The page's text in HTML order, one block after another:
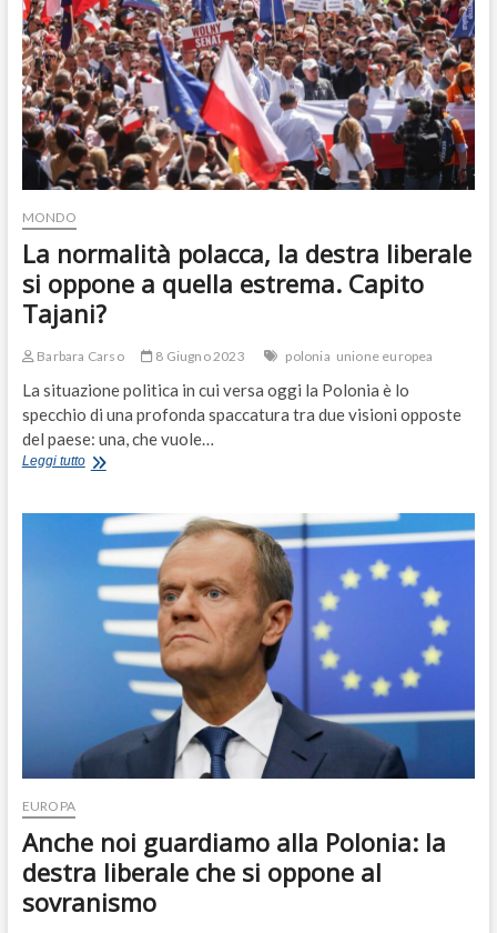
fine
dell’Europa
MONDO
La normalità polacca, la destra liberale
si oppone a quella estrema. Capito
Tajani?
Barbara Carso 8 Giugno 2023 polonia unione europea
La situazione politica in cui versa oggi la Polonia è lo
specchio di una profonda spaccatura tra due visioni opposte
del paese: una, che vuole…
Leggi tuttoLa
destra
liberale
oppone
quella
estrema.
EUROPA
Anche noi guardiamo alla Polonia: la
destra liberale che si oppone al
sovranismo